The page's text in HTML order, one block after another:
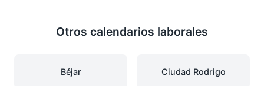
Otros calendarios laborales
Béjar Ciudad Rodrigo